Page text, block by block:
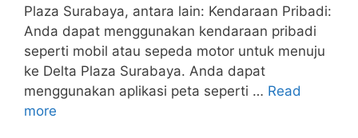
Plaza Surabaya, antara lain: Kendaraan Pribadi:
Anda dapat menggunakan kendaraan pribadi
seperti mobil atau sepeda motor untuk menuju
ke Delta Plaza Surabaya. Anda dapat
menggunakan aplikasi peta seperti … Read
more